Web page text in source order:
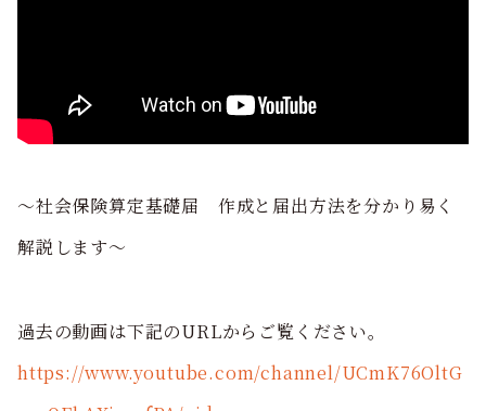
～社会保険算定基礎届 作成と届出方法を分かり易く
解説します～
過去の動画は下記のURLからご覧ください。
https://www.youtube.com/channel/UCmK76OltG